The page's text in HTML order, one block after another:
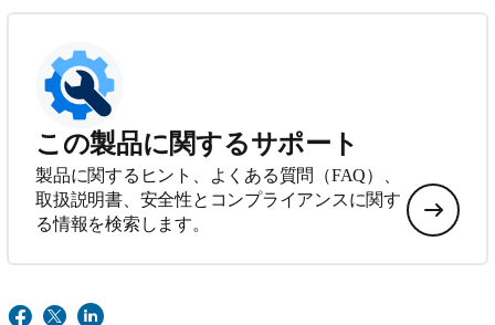
この製品に関するサポート
製品に関するヒント、よくある質問（FAQ）、
取扱説明書、安全性とコンプライアンスに関す
る情報を検索します。